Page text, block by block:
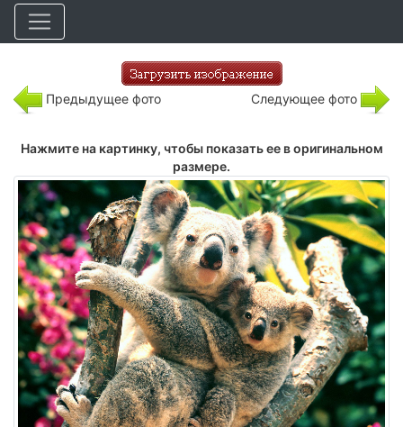
Предыдущее фото Следующее фото
Нажмите на картинку, чтобы показать ее в оригинальном
размере.